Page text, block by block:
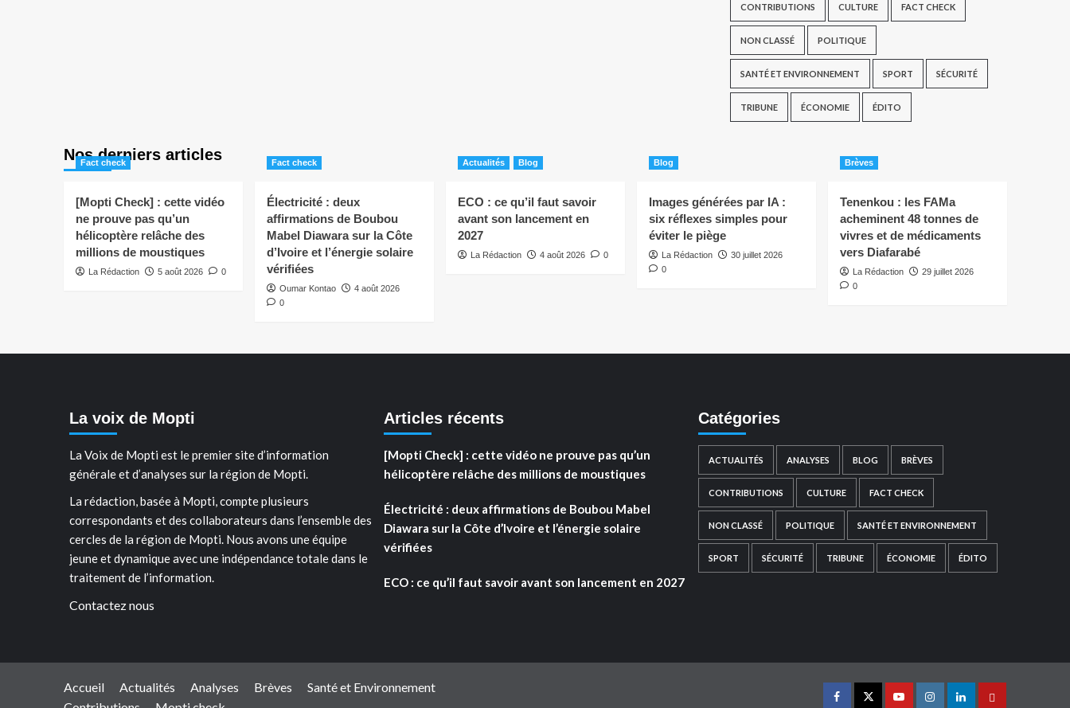
CONTRIBUTIONS CULTURE FACT CHECK
NON CLASSÉ POLITIQUE
SANTÉ ET ENVIRONNEMENT SPORT SÉCURITÉ
TRIBUNE ÉCONOMIE ÉDITO
Nos derniers articles
Fact check
[Mopti Check] : cette vidéo
ne prouve pas qu’un
hélicoptère relâche des
millions de moustiques
La Rédaction 5 août 2026 0
Fact check
Électricité : deux
affirmations de Boubou
Mabel Diawara sur la Côte
d’Ivoire et l’énergie solaire
vérifiées
Oumar Kontao
4 août 2026
0
Actualités Blog
ECO : ce qu’il faut savoir
avant son lancement en
2027
La Rédaction 4 août 2026 0
Blog
Images générées par IA :
six réflexes simples pour
éviter le piège
La Rédaction
30 juillet 2026
0
Brèves
Tenenkou : les FAMa
acheminent 48 tonnes de
vivres et de médicaments
vers Diafarabé
La Rédaction
29 juillet 2026
0
La voix de Mopti
La Voix de Mopti est le premier site d’information
générale et d’analyses sur la région de Mopti.
La rédaction, basée à Mopti, compte plusieurs
correspondants et des collaborateurs dans l’ensemble des
cercles de la région de Mopti. Nous avons une équipe
jeune et dynamique avec une indépendance totale dans le
traitement de l’information.
Contactez nous
Articles récents
[Mopti Check] : cette vidéo ne prouve pas qu’un
hélicoptère relâche des millions de moustiques
Électricité : deux affirmations de Boubou Mabel
Diawara sur la Côte d’Ivoire et l’énergie solaire
vérifiées
ECO : ce qu’il faut savoir avant son lancement en 2027
Catégories
ACTUALITÉS ANALYSES BLOG BRÈVES
CONTRIBUTIONS CULTURE FACT CHECK
NON CLASSÉ POLITIQUE SANTÉ ET ENVIRONNEMENT
SPORT SÉCURITÉ TRIBUNE ÉCONOMIE ÉDITO
Accueil Actualités Analyses Brèves
Santé et Environnement